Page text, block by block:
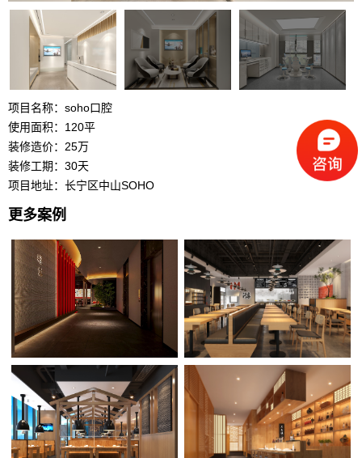
项目名称：soho口腔
使用面积：120平
装修造价：25万
装修工期：30天
项目地址：长宁区中山SOHO
更多案例